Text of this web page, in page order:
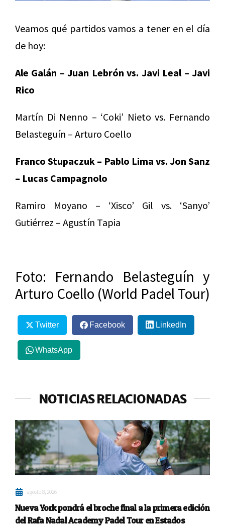
Veamos qué partidos vamos a tener en el día
de hoy:
Ale Galán – Juan Lebrón vs. Javi Leal – Javi
Rico
Martín Di Nenno – ‘Coki’ Nieto vs. Fernando
Belasteguín – Arturo Coello
Franco Stupaczuk – Pablo Lima vs. Jon Sanz
– Lucas Campagnolo
Ramiro Moyano – ‘Xisco’ Gil vs. ‘Sanyo’
Gutiérrez – Agustín Tapia
Foto: Fernando Belasteguín y
Arturo Coello (World Padel Tour)
Twitter Facebook LinkedIn
WhatsApp
NOTICIAS RELACIONADAS
agosto 8, 2026
Nueva York pondrá el broche final a la primera edición
del Rafa Nadal Academy Padel Tour en Estados